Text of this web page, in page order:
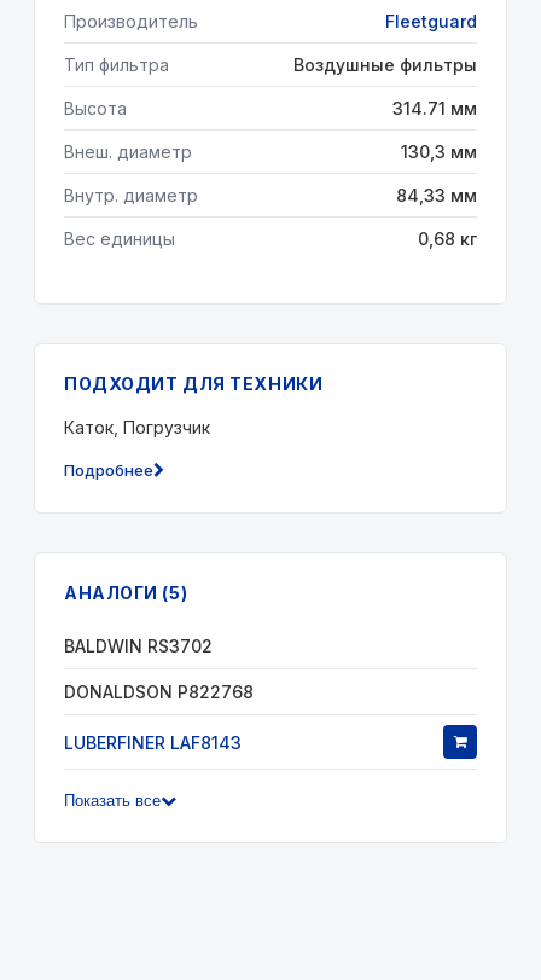
Производитель Fleetguard
Тип фильтра Воздушные фильтры
Высота 314.71 мм
Внеш. диаметр 130,3 мм
Внутр. диаметр 84,33 мм
Вес единицы 0,68 кг
ПОДХОДИТ ДЛЯ ТЕХНИКИ
Каток, Погрузчик
Подробнее
АНАЛОГИ (5)
BALDWIN RS3702
DONALDSON P822768
LUBERFINER LAF8143
Показать все